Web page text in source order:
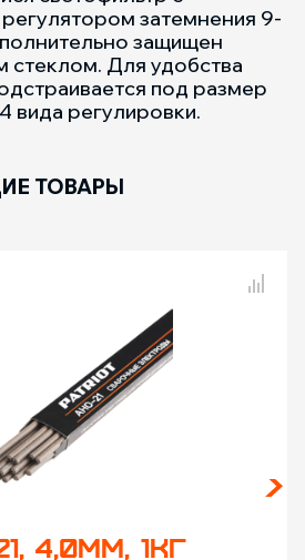
затемнения 9-
защищен
стеклом. Для удобства
под размер
вида регулировки.
ТОВАРЫ
4,0ММ, 1КГ